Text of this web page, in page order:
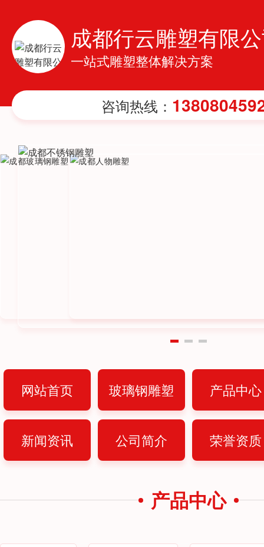
成都行云雕塑有限
一站式雕塑整体解决方案
咨询热线：
网站首页 玻璃钢雕塑 产品中心
新闻资讯 公司简介 荣誉资质
产品中心